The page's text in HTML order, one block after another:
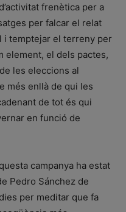
frenètica per a
per falcar el relat
i temptejar el terreny per
element, el dels pactes,
les eleccions al
més enllà de qui les
de tot és qui
en funció de
campanya ha estat
Pedro Sánchez de
per meditar que fa